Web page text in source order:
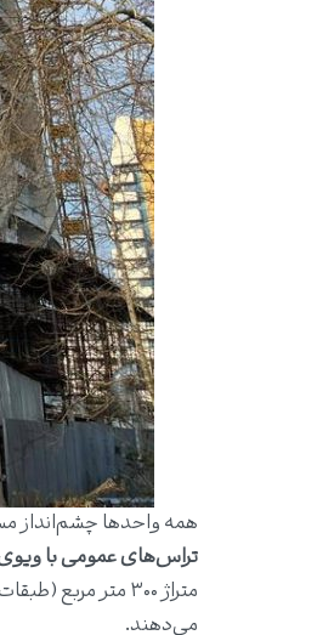
همه واحدها چشم‌انداز مستقیم به دریا دارند و
تراس‌های عمومی با
می‌دهند.